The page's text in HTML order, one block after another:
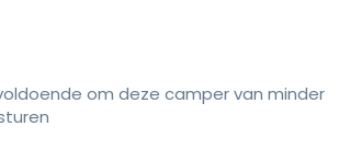
om deze camper van minder